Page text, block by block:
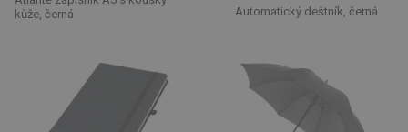
kůže, černá
Automatický deštník, černá